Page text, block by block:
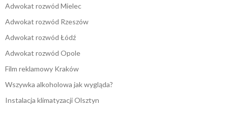
Adwokat rozwód Mielec
Adwokat rozwód Rzeszów
Adwokat rozwód Łódź
Adwokat rozwód Opole
Film reklamowy Kraków
Wszywka alkoholowa jak wygląda?
Instalacja klimatyzacji Olsztyn